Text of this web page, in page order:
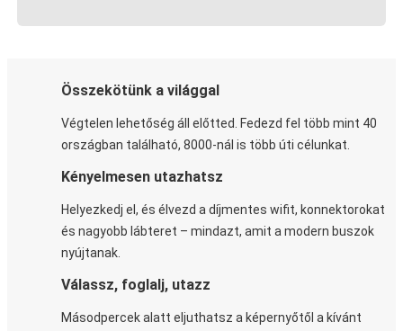
Összekötünk a világgal
Végtelen lehetőség áll előtted. Fedezd fel több mint 40
országban található, 8000-nál is több úti célunkat.
Kényelmesen utazhatsz
Helyezkedj el, és élvezd a díjmentes wifit, konnektorokat
és nagyobb lábteret – mindazt, amit a modern buszok
nyújtanak.
Válassz, foglalj, utazz
Másodpercek alatt eljuthatsz a képernyőtől a kívánt